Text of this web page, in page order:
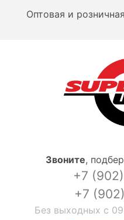
Оптовая и
Звоните,
+7 (902)
+7 (902)
Без выходных с